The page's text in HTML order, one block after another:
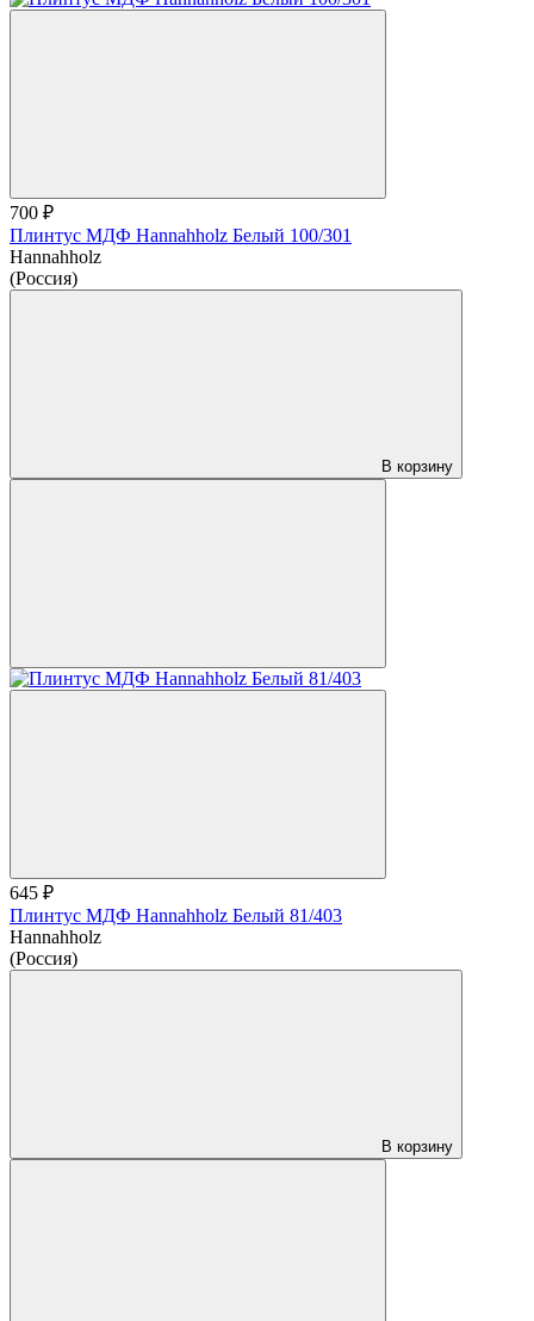
700 ₽
Плинтус МДФ Hannahholz Белый 100/301
Hannahholz
(Россия)
В корзину
645 ₽
Плинтус МДФ Hannahholz Белый 81/403
Hannahholz
(Россия)
В корзину